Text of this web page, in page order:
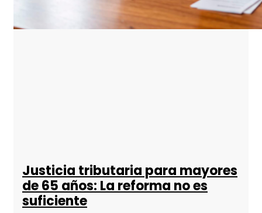
Justicia tributaria para mayores
de 65 años: La reforma no es
suficiente